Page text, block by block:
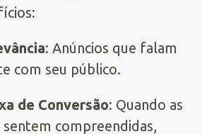
: Anúncios que falam
com seu público.
de Conversão: Quando as
sentem compreendidas,